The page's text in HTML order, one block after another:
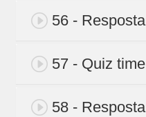
56 - Resposta
57 - Quiz time
58 - Resposta